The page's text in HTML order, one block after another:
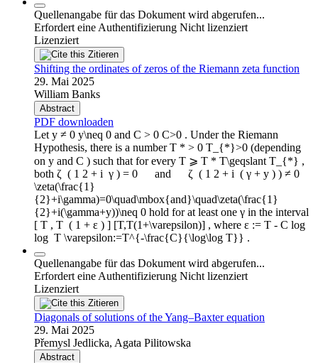
Quellenangabe für das Dokument wird abgerufen...
Erfordert eine Authentifizierung Nicht lizenziert
Lizenziert
Zitieren
Shifting the ordinates of zeros of the Riemann zeta function
29. Mai 2025
William Banks
Abstract
PDF downloaden
Let y ≠ 0 y\neq 0 and C > 0 C>0 . Under the Riemann
Hypothesis, there is a number T * > 0 T_{*}>0 (depending
on y and C ) such that for every T ⩾ T * T\geqslant T_{*} ,
both ζ ⁢ ( 1 2 + i ⁢ γ ) = 0 and ζ ⁢ ( 1 2 + i ⁢ ( γ + y ) ) ≠ 0
\zeta(\frac{1}
{2}+i\gamma)=0\quad\mbox{and}\quad\zeta(\frac{1}
{2}+i(\gamma+y))\neq 0 hold for at least one γ in the interval
[ T , T ⁢ ( 1 + ε ) ] [T,T(1+\varepsilon)] , where ε := T - C log ⁡
log ⁡ T \varepsilon:=T^{-\frac{C}{\log\log T}} .
Quellenangabe für das Dokument wird abgerufen...
Erfordert eine Authentifizierung Nicht lizenziert
Lizenziert
Zitieren
Diagonals of solutions of the Yang–Baxter equation
29. Mai 2025
Přemysl Jedlicka, Agata Pilitowska
Abstract